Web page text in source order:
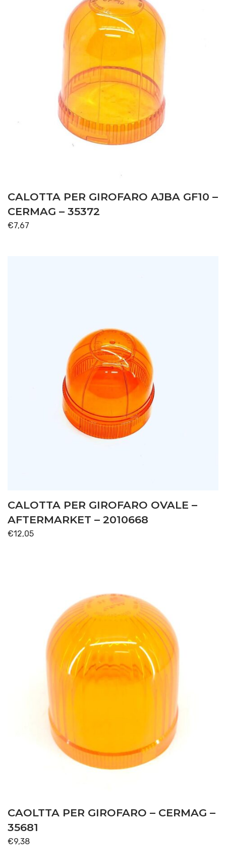
CALOTTA PER GIROFARO AJBA GF10 –
CERMAG – 35372
€7,67
CALOTTA PER GIROFARO OVALE –
AFTERMARKET – 2010668
€12,05
CAOLTTA PER GIROFARO – CERMAG –
35681
€9,38